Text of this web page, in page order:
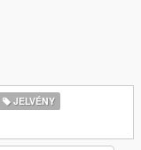
JELVÉNY